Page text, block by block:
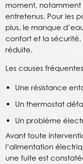
moment, notamment
entretenus. Pour les
plus, le manque
confort et la
réduite.
Les causes
Une résistance
Un thermostat
Un problème
Avant toute
l’alimentation
une fuite est